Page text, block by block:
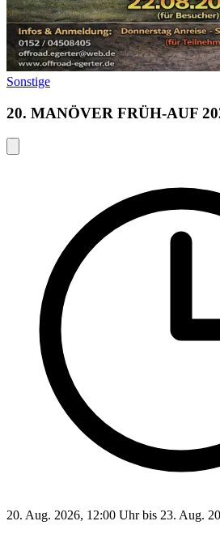
Sonstige
20. MANÖVER FRÜH-AUF
20. Aug. 2026, 12:00 Uhr bis 23. Aug.